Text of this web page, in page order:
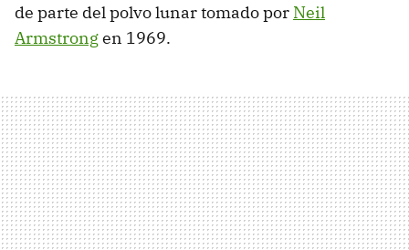
de parte del polvo lunar tomado por Neil
Armstrongen 1969.